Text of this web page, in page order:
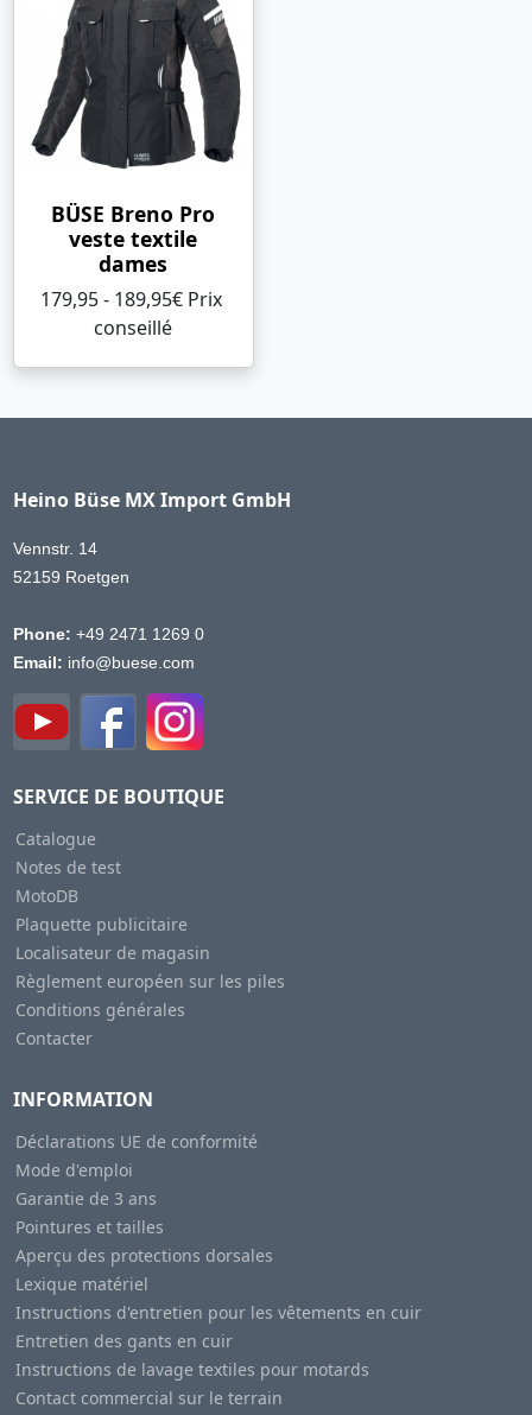
BÜSE Breno Pro
veste textile
dames
179,95 - 189,95€ Prix ​​
conseillé
Heino Büse MX Import GmbH
Vennstr. 14
52159 Roetgen
Phone: +49 2471 1269 0
Email: info@buese.com
SERVICE DE BOUTIQUE
Catalogue
Notes de test
MotoDB
Plaquette publicitaire
Localisateur de magasin
Règlement européen sur les piles
Conditions générales
Contacter
INFORMATION
Déclarations UE de conformité
Mode d'emploi
Garantie de 3 ans
Pointures et tailles
Aperçu des protections dorsales
Lexique matériel
Instructions d'entretien pour les vêtements en cuir
Entretien des gants en cuir
Instructions de lavage textiles pour motards
Contact commercial sur le terrain